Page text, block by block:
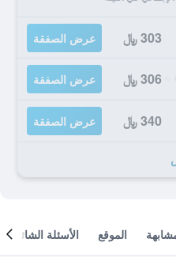
303 ﷼ عرض الصفقة
306 ﷼ عرض الصفقة
340 ﷼ عرض الصفقة
الموقع الأسئلة الشائعة